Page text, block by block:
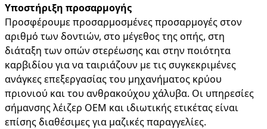
Υποστήριξη προσαρμογής
Προσφέρουμε προσαρμοσμένες προσαρμογές στον
αριθμό των δοντιών, στο μέγεθος της οπής, στη
διάταξη των οπών στερέωσης και στην ποιότητα
καρβιδίου για να ταιριάζουν με τις συγκεκριμένες
ανάγκες επεξεργασίας του μηχανήματος κρύου
πριονιού και του ανθρακούχου χάλυβα. Οι υπηρεσίες
σήμανσης λέιζερ OEM και ιδιωτικής ετικέτας είναι
επίσης διαθέσιμες για μαζικές παραγγελίες.